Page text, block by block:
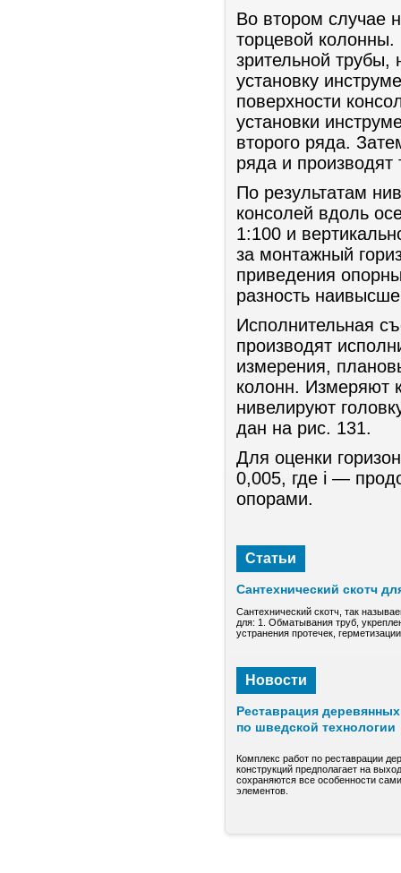
Во втором случае
торцевой
зрительной трубы,
установку
поверхности
установки
второго ряда.
ряда и
По результатам
консолей вдоль
1:100 и
за монтажный
приведения
разность
Исполнительная
производят
измерения,
колонн. Измеряют
нивелируют
дан на рис. 131.
Для оценки
0,005, где i —
опорами.
Статьи
Сантехнический скотч
Сантехнический скотч, так
для: 1. Обматывания труб,
устранения протечек,
Новости
Реставрация
по шведской технологии
Комплекс работ по реставрации
конструкций предполагает на
сохраняются все особенности
элементов.